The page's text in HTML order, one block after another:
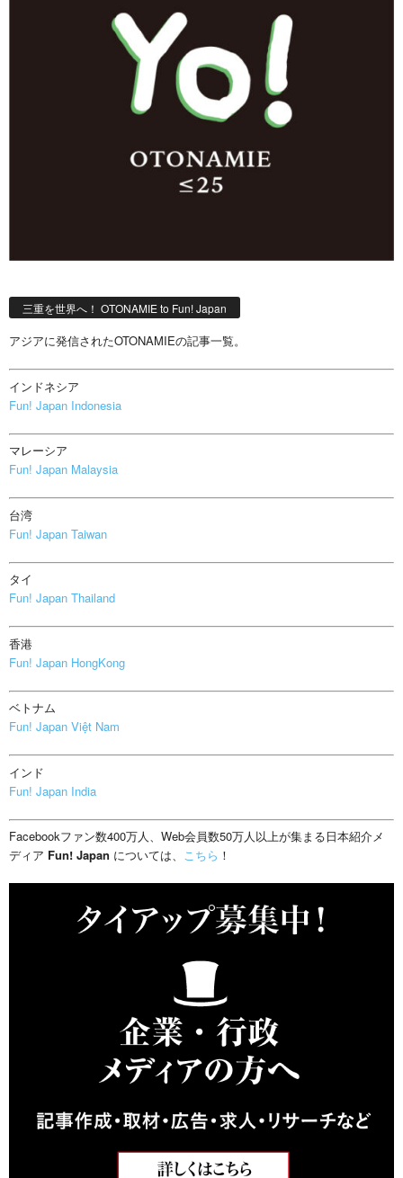
三重を世界へ！ OTONAMIE to Fun! Japan
アジアに発信されたOTONAMIEの記事一覧。
インドネシア
Fun! Japan Indonesia
マレーシア
Fun! Japan Malaysia
台湾
Fun! Japan Taiwan
タイ
Fun! Japan Thailand
香港
Fun! Japan HongKong
ベトナム
Fun! Japan Việt Nam
インド
Fun! Japan India
Facebookファン数400万人、Web会員数50万人以上が集まる日本紹介メ
ディア Fun! Japan については、 こちら ！